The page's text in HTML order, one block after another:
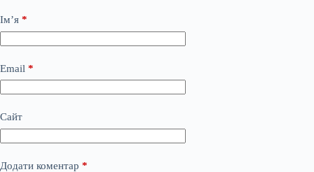
Ім’я *
Email *
Сайт
Додати коментар *